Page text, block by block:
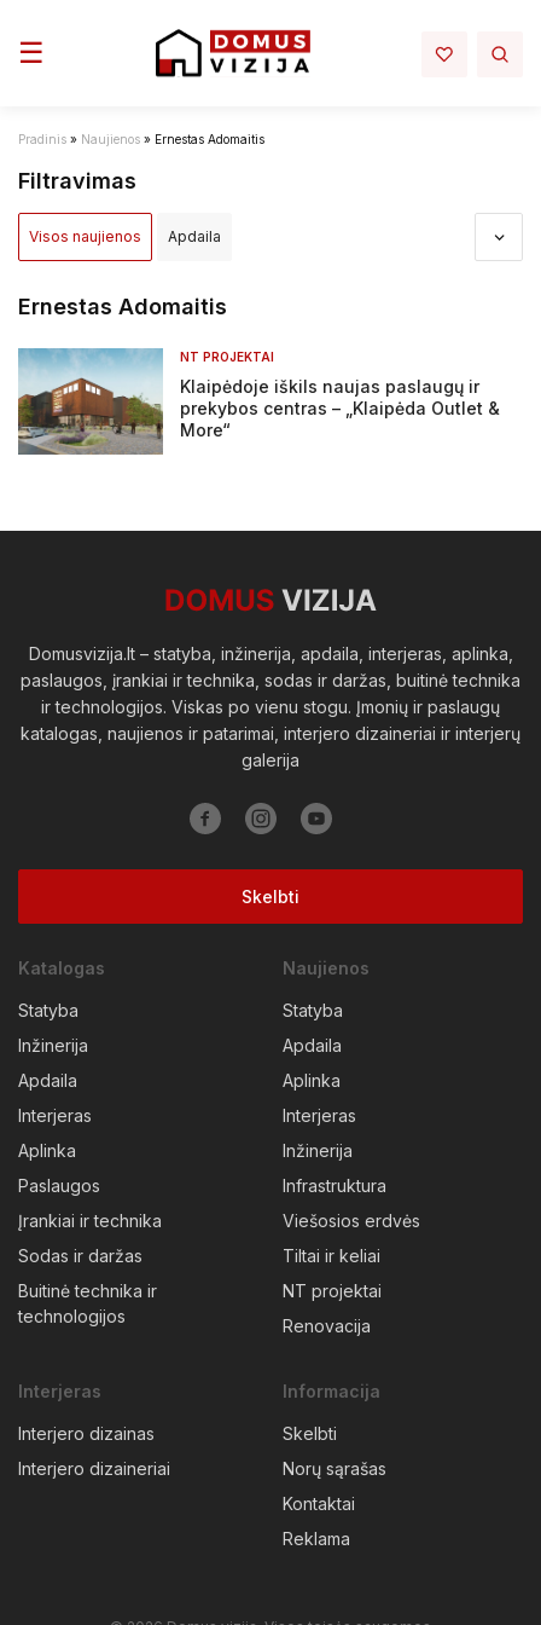
Toggle navigation
☰
Pradinis » Naujienos » Ernestas Adomaitis
Filtravimas
Visos naujienos Apdaila
Infrastruktura Interjeras Inžinerija
Įstatymai ir reglamentai
Ernestas Adomaitis
NT PROJEKTAI
Klaipėdoje iškils naujas paslaugų ir
prekybos centras – „Klaipėda Outlet &
More“
Domusvizija.lt – statyba, inžinerija, apdaila, interjeras, aplinka,
paslaugos, įrankiai ir technika, sodas ir daržas, buitinė technika
ir technologijos. Viskas po vienu stogu. Įmonių ir paslaugų
katalogas, naujienos ir patarimai, interjero dizaineriai ir interjerų
galerija
Skelbti
Katalogas
Statyba
Inžinerija
Apdaila
Interjeras
Aplinka
Paslaugos
Įrankiai ir technika
Sodas ir daržas
Buitinė technika ir
technologijos
Naujienos
Statyba
Apdaila
Aplinka
Interjeras
Inžinerija
Infrastruktura
Viešosios erdvės
Tiltai ir keliai
NT projektai
Renovacija
Interjeras
Interjero dizainas
Interjero dizaineriai
Informacija
Skelbti
Norų sąrašas
Kontaktai
Reklama